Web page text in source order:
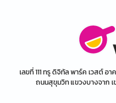
เลขที่ 111 ทรู ดิจิทัล พาร์ค เวสต์ อ
ถนนสุขุมวิท แขวงบางจาก